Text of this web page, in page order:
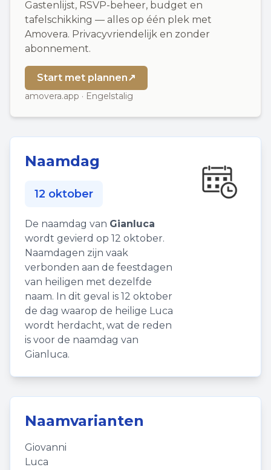
Gastenlijst, RSVP-beheer, budget en
tafelschikking — alles op één plek met
Amovera. Privacyvriendelijk en zonder
abonnement.
Start met plannen↗
amovera.app · Engelstalig
Naamdag
12 oktober
De naamdag van Gianluca
wordt gevierd op 12 oktober.
Naamdagen zijn vaak
verbonden aan de feestdagen
van heiligen met dezelfde
naam. In dit geval is 12 oktober
de dag waarop de heilige Luca
wordt herdacht, wat de reden
is voor de naamdag van
Gianluca.
Naamvarianten
Giovanni
Luca